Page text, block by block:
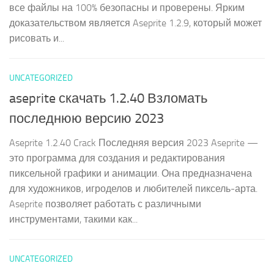
все файлы на 100% безопасны и проверены. Ярким
доказательством является Aseprite 1.2.9, который может
рисовать и...
UNCATEGORIZED
aseprite скачать 1.2.40 Взломать
последнюю версию 2023
Aseprite 1.2.40 Crack Последняя версия 2023 Aseprite —
это программа для создания и редактирования
пиксельной графики и анимации. Она предназначена
для художников, игроделов и любителей пиксель-арта.
Aseprite позволяет работать с различными
инструментами, такими как...
UNCATEGORIZED